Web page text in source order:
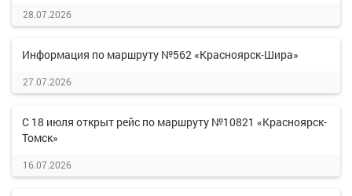
28.07.2026
Информация по маршруту №562 «Красноярск-Шира»
27.07.2026
С 18 июля открыт рейс по маршруту №10821 «Красноярск-
Томск»
16.07.2026